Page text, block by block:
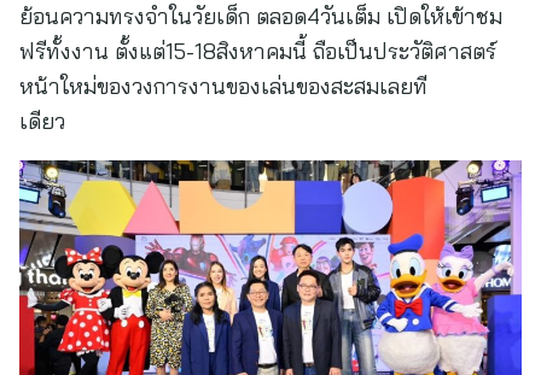
ย้อนความทรงจำในวัยเด็ก ตลอด4วันเต็ม เปิดให้เข้าชม
ฟรีทั้งงาน ตั้งแต่15-18สิงหาคมนี้ ถือเป็นประวัติศาสตร์
หน้าใหม่ของวงการงานของเล่นของสะสมเลยที
เดียว